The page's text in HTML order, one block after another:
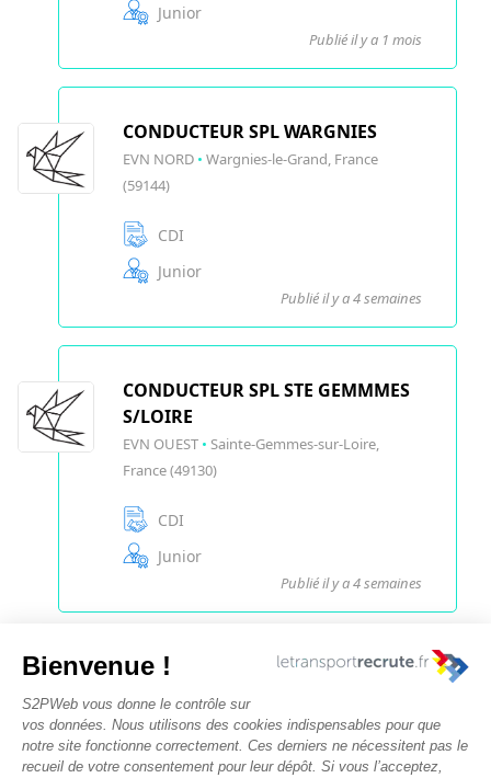
Junior
Publié il y a 1 mois
CONDUCTEUR SPL WARGNIES
EVN NORD • Wargnies-le-Grand, France
(59144)
CDI
Junior
Publié il y a 4 semaines
CONDUCTEUR SPL STE GEMMMES
S/LOIRE
EVN OUEST • Sainte-Gemmes-sur-Loire,
France (49130)
CDI
Junior
Publié il y a 4 semaines
Nous contacter
Rechercher des offres
Faîtes-vous chasser ! Déposez votre CV